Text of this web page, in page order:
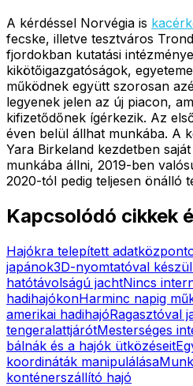
A kérdéssel Norvégia is
fecske, illetve tesztváros
fjordokban kutatási
kikötőigazgatóságok,
működnek együtt szorosan
legyenek jelen az új piacon,
kifizetődőnek ígérkezik. Az
éven belül állhat munkába. A
Yara Birkeland kezdetben
munkába állni, 2019-ben
2020-tól pedig teljesen önálló
Kapcsolódó cikkek
Hajókra telepített
japánok3D-nyomtatóval
hatótávolságú jachtNincs
hadihajókonHarminc napig
amerikai hadihajóRagasztóval
tengeralattjárótMesterséges
bálnák és a hajók ütközéseit
koordináták manipulálása
konténerszállító hajó